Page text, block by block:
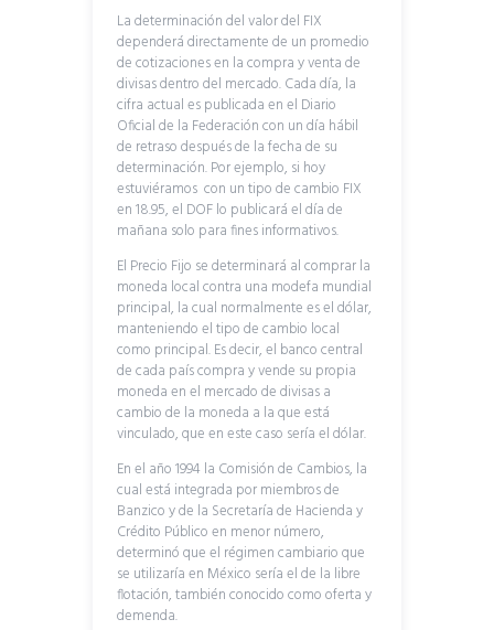
La determinación del valor del FIX
dependerá directamente de un promedio
de cotizaciones en la compra y venta de
divisas dentro del mercado. Cada día, la
cifra actual es publicada en el Diario
Oficial de la Federación con un día hábil
de retraso después de la fecha de su
determinación. Por ejemplo, si hoy
estuviéramos con un tipo de cambio FIX
en 18.95, el DOF lo publicará el día de
mañana solo para fines informativos.
El Precio Fijo se determinará al comprar la
moneda local contra una modefa mundial
principal, la cual normalmente es el dólar,
manteniendo el tipo de cambio local
como principal. Es decir, el banco central
de cada país compra y vende su propia
moneda en el mercado de divisas a
cambio de la moneda a la que está
vinculado, que en este caso sería el dólar.
En el año 1994 la Comisión de Cambios, la
cual está integrada por miembros de
Banzico y de la Secretaría de Hacienda y
Crédito Público en menor número,
determinó que el régimen cambiario que
se utilizaría en México sería el de la libre
flotación, también conocido como oferta y
demenda.